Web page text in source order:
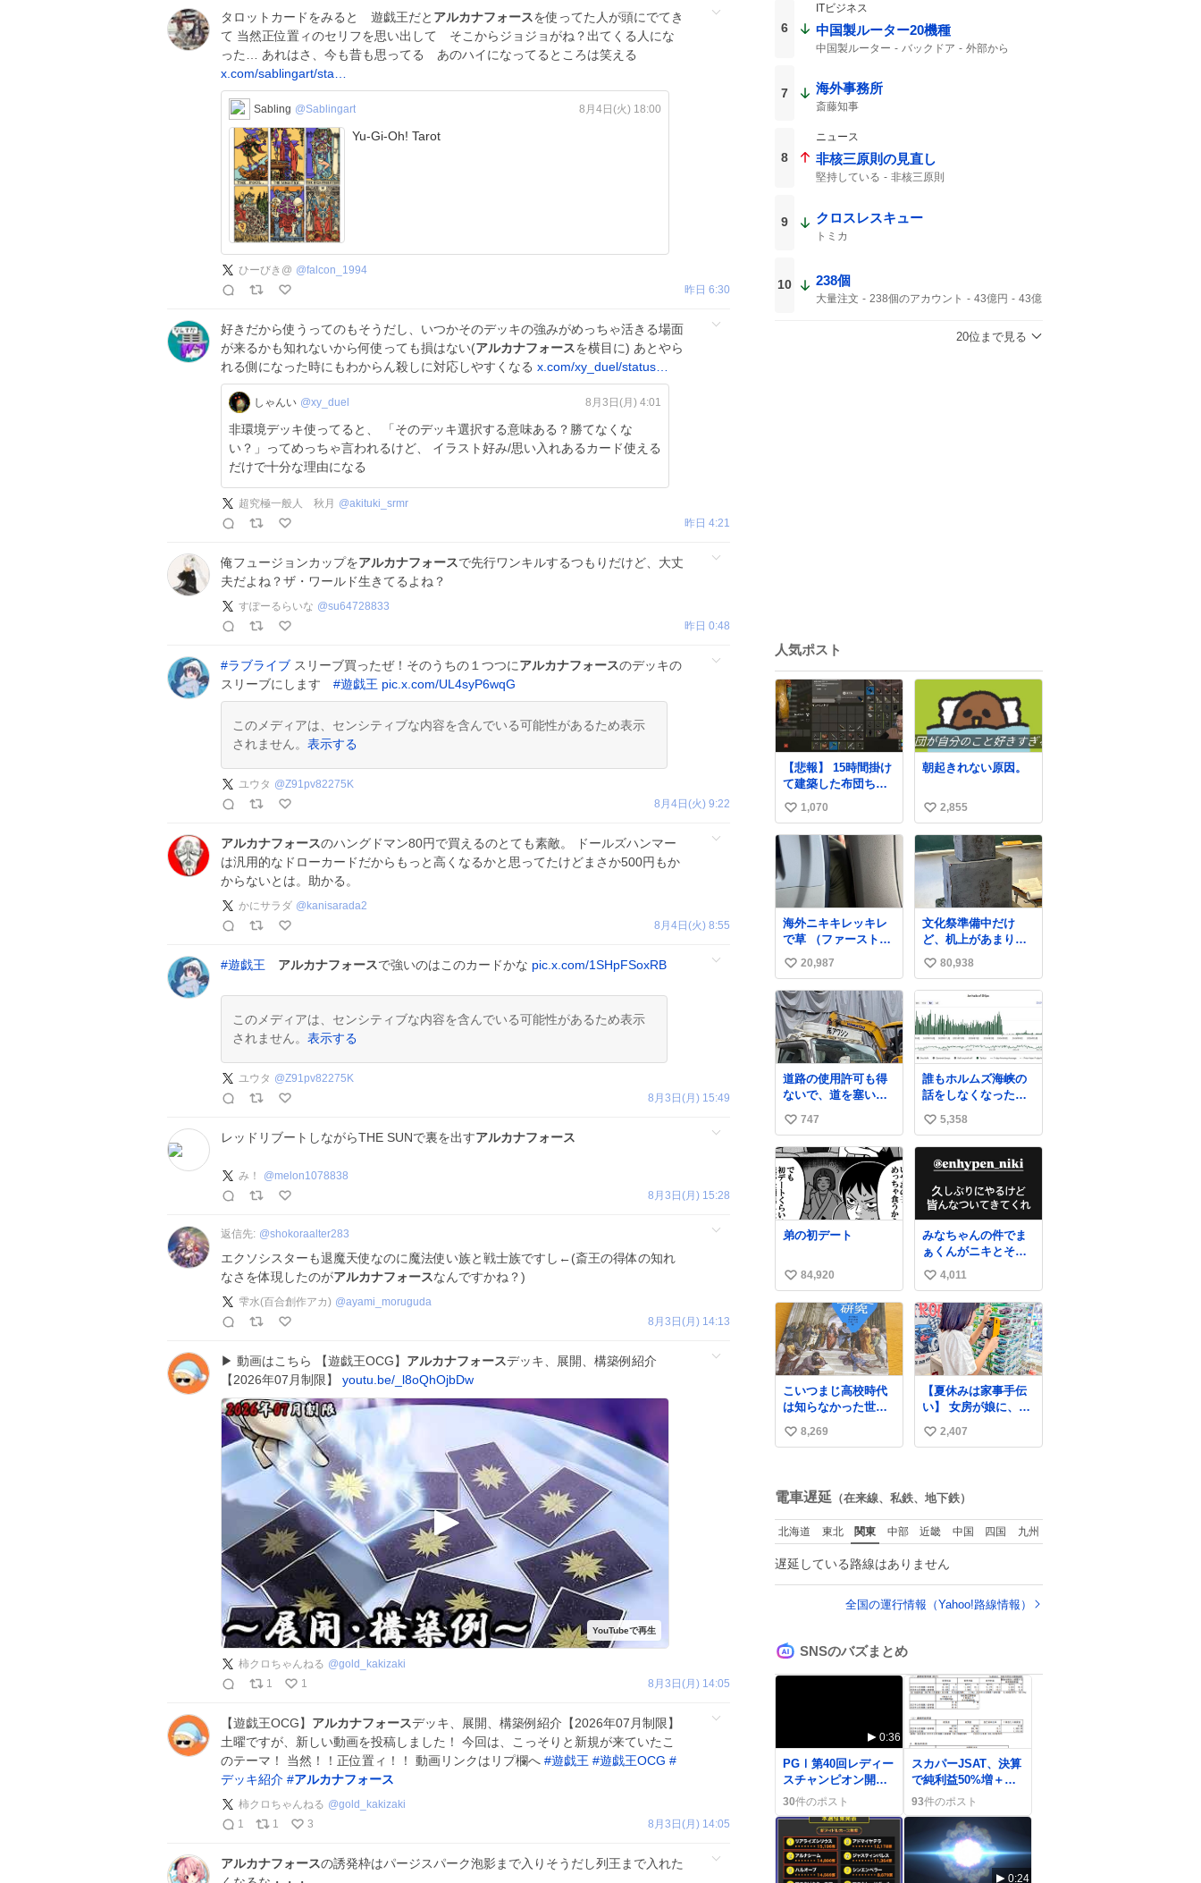
タロットカードをみると 遊戯王だと アルカナフォースを使ってた人が頭にでてき
て 当然正位置ィのセリフを思い出して そこからジョジョがね？出てくる人にな
った… あれはさ、今も昔も思ってる あのハイになってるところは笑える
x.com/sablingart/sta…
Sabling @Sablingart 8月4日(火) 18:00
Yu-Gi-Oh! Tarot
ひーびき@ @falcon_1994
昨日 6:30
好きだから使うってのもそうだし、いつかそのデッキの強みがめっちゃ活きる場面
が来るかも知れないから何使っても損はない(アルカナフォースを横目に) あとやら
れる側になった時にもわからん殺しに対応しやすくなる x.com/xy_duel/status…
しゃんい @xy_duel 8月3日(月) 4:01
非環境デッキ使ってると、 「そのデッキ選択する意味ある？勝てなくな
い？」ってめっちゃ言われるけど、 イラスト好み/思い入れあるカード使える
だけで十分な理由になる
超究極一般人 秋月 @akituki_srmr
昨日 4:21
俺フュージョンカップをアルカナフォースで先行ワンキルするつもりだけど、大丈
夫だよね？ザ・ワールド生きてるよね？
すぽーるらいな @su64728833
昨日 0:48
#ラブライブ スリーブ買ったぜ！そのうちの１つつにアルカナフォースのデッキの
スリーブにします #遊戯王 pic.x.com/UL4syP6wqG
このメディアは、センシティブな内容を含んでいる可能性があるため表示
されません。 表示する
ユウタ @Z91pv82275K
8月4日(火) 9:22
アルカナフォースのハングドマン80円で買えるのとても素敵。 ドールズハンマー
は汎用的なドローカードだからもっと高くなるかと思ってたけどまさか500円もか
からないとは。助かる。
かにサラダ @ kanisarada2
8月4日(火) 8:55
#遊戯王 アルカナフォースで強いのはこのカードかな pic.x.com/1SHpFSoxRB
このメディアは、センシティブな内容を含んでいる可能性があるため表示
されません。 表示する
ユウタ @Z91pv82275K
8月3日(月) 15:49
レッドリブートしながらTHE SUNで裏を出すアルカナフォース
み！ @melon1078838
8月3日(月) 15:28
返信先: @shokoraalter283
エクソシスターも退魔天使なのに魔法使い族と戦士族ですし←(斎王の得体の知れ
なさを体現したのがアルカナフォースなんですかね？)
雫水(百合創作アカ) @ayami_moruguda
8月3日(月) 14:13
▶ 動画はこちら 【遊戯王OCG】 アルカナフォースデッキ、展開、構築例紹介
【2026年07月制限】 youtu.be/_l8oQhOjbDw
柿クロちゃんねる @gold_kakizaki
1
1 8月3日(月) 14:05
【遊戯王OCG】 アルカナフォースデッキ、展開、構築例紹介【2026年07月制限】
土曜ですが、新しい動画を投稿しました！ 今回は、こっそりと新規が来ていたこ
のテーマ！ 当然！！正位置ィ！！ 動画リンクはリプ欄へ #遊戯王 #遊戯王OCG #
デッキ紹介 #アルカナフォース
柿クロちゃんねる @gold_kakizaki
1
1 3 8月3日(月) 14:05
アルカナフォースの誘発枠はパージスパーク泡影まで入りそうだし列王まで入れた
6
ITビジネス
中国製ルーター20機種
中国製ルーター バックドア
外部から
7 海外事務所
斎藤知事
8
ニュース
非核三原則の見直し
堅持している 非核三原則
9 クロスレスキュー
トミカ
10 238個
大量注文 238個のアカウント 43億円
43億
20位まで見る
人気ポスト
【悲報】 15時間掛け
て建築した布団ちゃ
んの拠点、ボマー集
団の突撃により一瞬
にして崩壊
い
い
数
1,070
朝起きれない原因。
い
い
ね
2,855
海外ニキキレッキレ
で草 （ファーストク
ラスは前の座席であ
るため）
い
い
ね
数
20,987
文化祭準備中だけ
ど、机上があまりに
いじめっぽすぎる
い
い
ね
数
80,938
道路の使用許可も得
ないで、道を塞いだ
まま解体作業して
る。 写真を撮ろうと
したら「勝手に写真
撮るな馬鹿野郎」と
罵倒されるなど。
い
い
ね
数
747
誰もホルムズ海峡の
話をしなくなったけ
どタンカーの往来は
消滅したままですね
と
い
い
ね
数
5,358
弟の初デート
い
い
ね
数
84,920
みなちゃんの件でま
ぁくんがニキとその
家族を脅してるけど
絶対間違えてる。 悪
いのは誹謗中傷した
人達でしょ。こんな
のみなちゃん望んで
ないし曲がった正義
すぎる
い
い
ね
数
4,011
こいつまじ高校時代
は知らなかった世界
史が溢れすぎてて
𝑩𝑰𝑮 𝑳𝑶𝑽𝑬＿＿
い
数
8,269
【夏休みは家事手伝
い】 女房が娘に、働
いたらバイト代もら
えば？と言ったら、
ソフトクリーム買っ
てやろうと思いまし
た。
い
数
2,407
電車遅延 （在来線、私鉄、地下鉄）
北海道 東北 関東 中部 近畿 中国 四国 九州
遅延している路線はありません
全国の運行情報（Yahoo!路線情報）
SNSのバズまとめ
0:36
PGⅠ第40回レディー
スチャンピオン開
幕、オープニングセ
レモニーがライブ配
信で熱狂
30件のポスト
スカパーJSAT、決算
で純利益50%増＋株
価急上昇にユーザー
歓喜
93件のポスト
0:24